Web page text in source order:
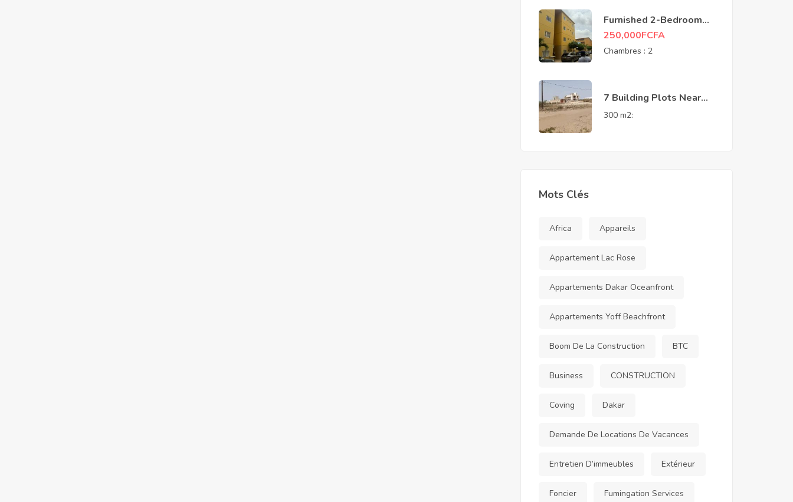
Furnished 2-Bedroom
Apartment for Rent –
Almadies 2
250,000FCFA
Chambres : 2
7 Building Plots Near
French School – Saly
300 m2:
Mots Clés
Africa Appareils
Appartement Lac Rose
Appartements Dakar Oceanfront
Appartements Yoff Beachfront
Boom De La Construction BTC
Business CONSTRUCTION
Coving Dakar
Demande De Locations De Vacances
Entretien D’immeubles Extérieur
Foncier Fumingation Services